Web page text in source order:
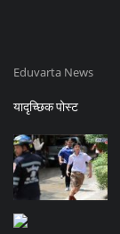
Eduvarta News
यादृच्छिक पोस्ट